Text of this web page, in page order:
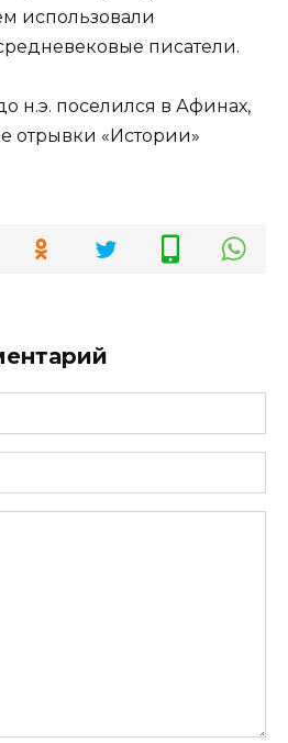
использовали
писатели.
н.э. поселился в Афинах,
отрывки «Истории»